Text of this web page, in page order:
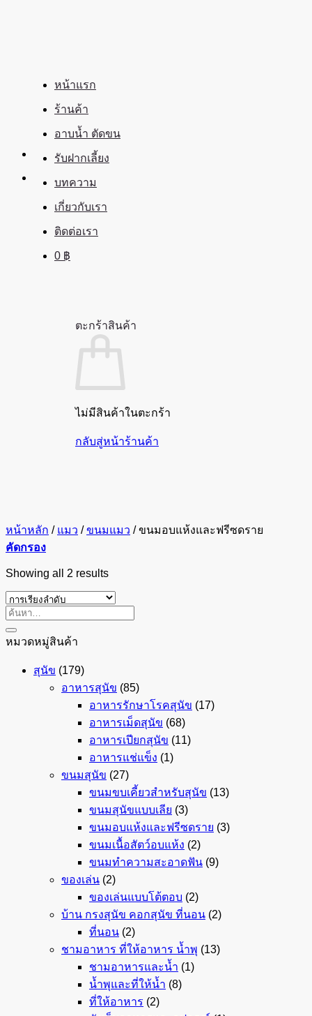
หน้าแรก
ร้านค้า
อาบน้ำ ตัดขน
รับฝากเลี้ยง
บทความ
เกี่ยวกับเรา
ติดต่อเรา
0 ฿
ตะกร้าสินค้า
ไม่มีสินค้าในตะกร้า
กลับสู่หน้าร้านค้า
หน้าหลัก / แมว / ขนมแมว /ขนมอบแห้งและฟรีซดราย
คัดกรอง
Showing all 2 results
ค้นหา:
หมวดหมู่สินค้า
สุนัข (179)
อาหารสุนัข (85)
อาหารรักษาโรคสุนัข (17)
อาหารเม็ดสุนัข (68)
อาหารเปียกสุนัข (11)
อาหารแช่แข็ง (1)
ขนมสุนัข (27)
ขนมขบเคี้ยวสำหรับสุนัข (13)
ขนมสุนัขแบบเลีย (3)
ขนมอบแห้งและฟรีซดราย (3)
ขนมเนื้อสัตว์อบแห้ง (2)
ขนมทำความสะอาดฟัน (9)
ของเล่น (2)
ของเล่นแบบโต้ตอบ (2)
บ้าน กรงสุนัข คอกสุนัข ที่นอน (2)
ที่นอน (2)
ชามอาหาร ที่ให้อาหาร น้ำพุ (13)
ชามอาหารและน้ำ (1)
น้ำพุและที่ให้น้ำ (8)
ที่ให้อาหาร (2)